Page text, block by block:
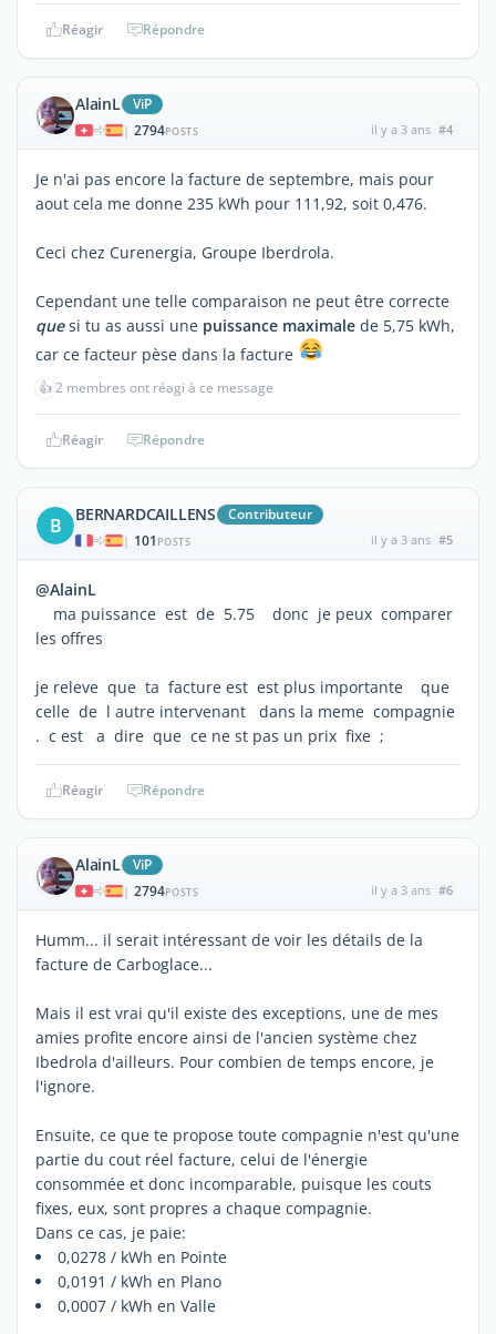
Réagir Répondre
AlainL ViP
| 2794POSTS il y a 3 ans #4
Je n'ai pas encore la facture de septembre, mais pour
aout cela me donne 235 kWh pour 111,92, soit 0,476.
Ceci chez Curenergia, Groupe Iberdrola.
Cependant une telle comparaison ne peut être correcte
quesi tu as aussi une puissance maximale de 5,75 kWh,
car ce facteur pèse dans la facture
👍2 membres ont réagi à ce message
Réagir Répondre
B BERNARDCAILLENS Contributeur
| 101 POSTS il y a 3 ans #5
@AlainL
ma puissance est de 5.75 donc je peux comparer
les offres
je releve que ta facture est est plus importante que
celle de l autre intervenant dans la meme compagnie
. c est a dire que ce ne st pas un prix fixe ;
Réagir Répondre
AlainL ViP
| 2794POSTS il y a 3 ans #6
Humm... il serait intéressant de voir les détails de la
facture de Carboglace...
Mais il est vrai qu'il existe des exceptions, une de mes
amies profite encore ainsi de l'ancien système chez
Ibedrola d'ailleurs. Pour combien de temps encore, je
l'ignore.
Ensuite, ce que te propose toute compagnie n'est qu'une
partie du cout réel facture, celui de l'énergie
consommée et donc incomparable, puisque les couts
fixes, eux, sont propres a chaque compagnie.
Dans ce cas, je paie:
0,0278 / kWh en Pointe
0,0191 / kWh en Plano
0,0007 / kWh en Valle